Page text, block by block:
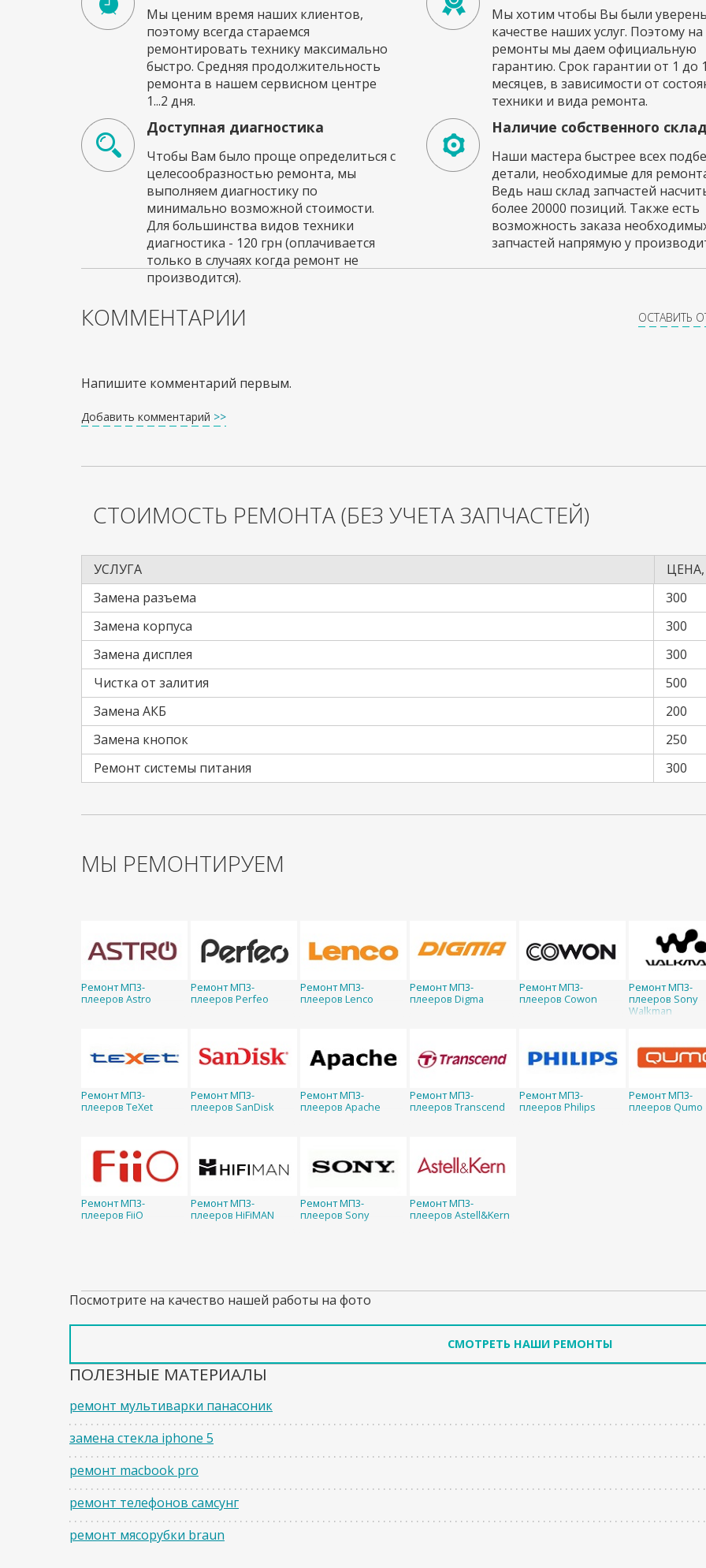
Мы ценим время наших клиентов,
поэтому всегда стараемся
ремонтировать технику максимально
быстро. Средняя продолжительность
ремонта в нашем сервисном центре
1...2 дня.
Мы хотим чтобы Вы были
качестве наших услуг. Поэтому на
ремонты мы даем официальную
гарантию. Срок гарантии от 1 до
месяцев, в зависимости от
техники и вида ремонта.
Доступная диагностика
Чтобы Вам было проще определиться с
целесообразностью ремонта, мы
выполняем диагностику по
минимально возможной стоимости.
Для большинства видов техники
диагностика - 120 грн (оплачивается
только в случаях когда ремонт не
производится).
Наличие собственного
Наши мастера быстрее всех
детали, необходимые для
Ведь наш склад запчастей
более 20000 позиций. Также есть
возможность заказа
запчастей напрямую у
КОММЕНТАРИИ ОСТАВИТЬ
Напишите комментарий первым.
Добавить комментарий >>
СТОИМОСТЬ РЕМОНТА(БЕЗ УЧЕТА ЗАПЧАСТЕЙ)
УСЛУГА
Замена разъема
300
Замена корпуса
300
Замена дисплея
300
Чистка от залития
500
Замена АКБ
200
Замена кнопок
250
Ремонт системы питания
300
МЫ РЕМОНТИРУЕМ
Ремонт МП3-
плееров Astro
Ремонт МП3-
плееров Perfeo
Ремонт МП3-
плееров Lenco
Ремонт МП3-
плееров Digma
Ремонт МП3-
плееров Cowon
Ремонт МП3-
плееров Sony
Walkman
Ремонт МП3-
плееров TeXet
Ремонт МП3-
плееров SanDisk
Ремонт МП3-
плееров Apache
Ремонт МП3-
плееров Transcend
Ремонт МП3-
плееров Philips
Ремонт МП3-
плееров Qumo
Ремонт МП3-
плееров FiiO
Ремонт МП3-
плееров HiFiMAN
Ремонт МП3-
плееров Sony
Ремонт МП3-
плееров Astell&Kern
Посмотрите на качество нашей работы на фото
СМОТРЕТЬ НАШИ РЕМОНТЫ
ПОЛЕЗНЫЕ МАТЕРИАЛЫ
ремонт мультиварки панасоник
замена стекла iphone 5
ремонт macbook pro
ремонт телефонов самсунг
ремонт мясорубки braun